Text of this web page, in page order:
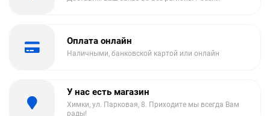
Оплата онлайн
Наличными, банковской картой или онлайн
У нас есть магазин
Химки, ул. Парковая, 8. Приходите мы всегда Вам
рады!